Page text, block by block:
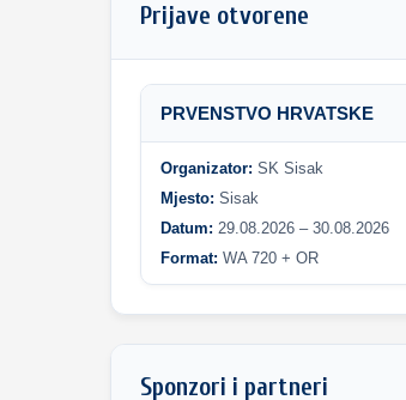
Prijave otvorene
PRVENSTVO HRVATSKE
Organizator: SK Sisak
Mjesto: Sisak
Datum: 29.08.2026 – 30.08.2026
Format: WA 720 + OR
Sponzori i partneri